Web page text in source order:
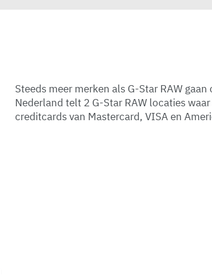
Steeds meer merken als G-Star RAW
Nederland telt 2 G-Star RAW locaties
creditcards van Mastercard, VISA en